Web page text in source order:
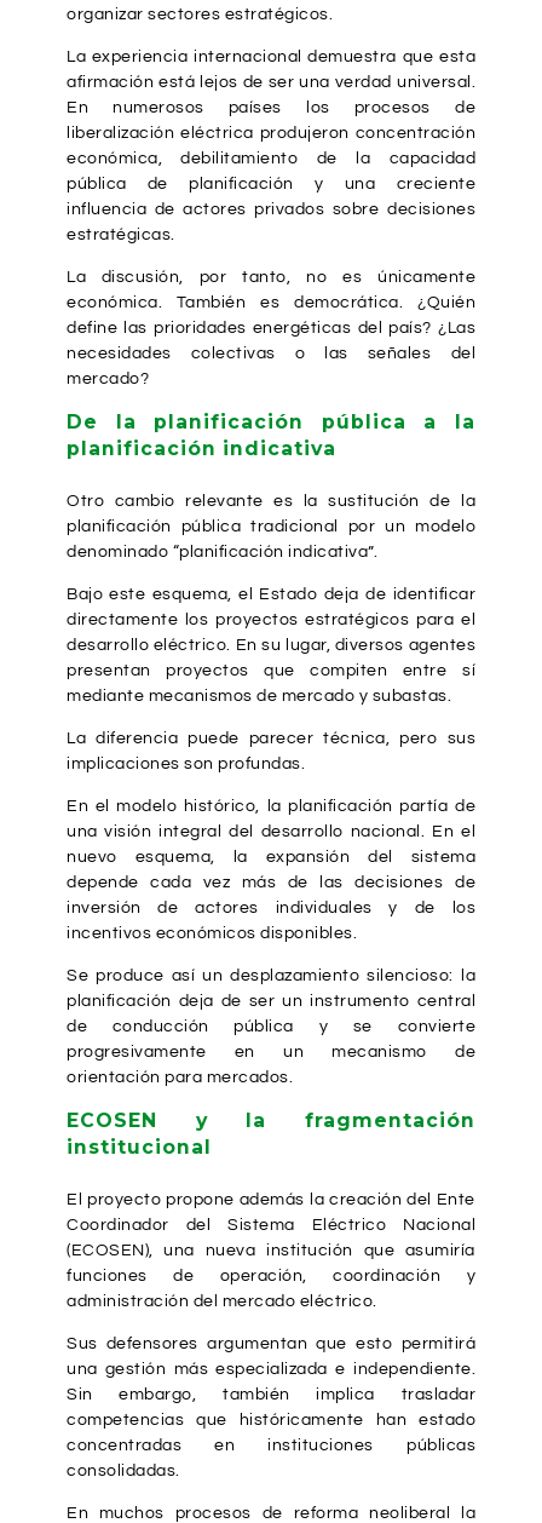
organizar sectores estratégicos.
La experiencia internacional demuestra que esta
afirmación está lejos de ser una verdad universal.
En numerosos países los procesos de
liberalización eléctrica produjeron concentración
económica, debilitamiento de la capacidad
pública de planificación y una creciente
influencia de actores privados sobre decisiones
estratégicas.
La discusión, por tanto, no es únicamente
económica. También es democrática. ¿Quién
define las prioridades energéticas del país? ¿Las
necesidades colectivas o las señales del
mercado?
De la planificación pública a la
planificación indicativa
Otro cambio relevante es la sustitución de la
planificación pública tradicional por un modelo
denominado “planificación indicativa”.
Bajo este esquema, el Estado deja de identificar
directamente los proyectos estratégicos para el
desarrollo eléctrico. En su lugar, diversos agentes
presentan proyectos que compiten entre sí
mediante mecanismos de mercado y subastas.
La diferencia puede parecer técnica, pero sus
implicaciones son profundas.
En el modelo histórico, la planificación partía de
una visión integral del desarrollo nacional. En el
nuevo esquema, la expansión del sistema
depende cada vez más de las decisiones de
inversión de actores individuales y de los
incentivos económicos disponibles.
Se produce así un desplazamiento silencioso: la
planificación deja de ser un instrumento central
de conducción pública y se convierte
progresivamente en un mecanismo de
orientación para mercados.
ECOSEN y la fragmentación
institucional
El proyecto propone además la creación del Ente
Coordinador del Sistema Eléctrico Nacional
(ECOSEN), una nueva institución que asumiría
funciones de operación, coordinación y
administración del mercado eléctrico.
Sus defensores argumentan que esto permitirá
una gestión más especializada e independiente.
Sin embargo, también implica trasladar
competencias que históricamente han estado
concentradas en instituciones públicas
consolidadas.
En muchos procesos de reforma neoliberal la